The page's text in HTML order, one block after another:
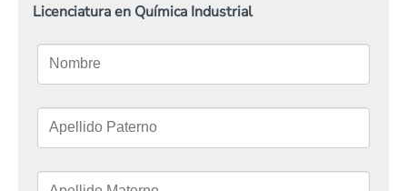
Licenciatura en Química Industrial